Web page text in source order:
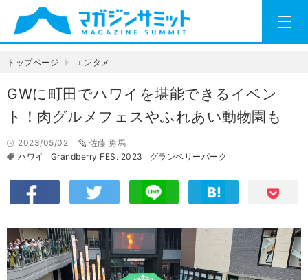
トップページ エンタメ
GWに町田でハワイを堪能できるイベン
ト！肉グルメフェスやふれあい動物園も
2023/05/02
佐藤 勇馬
ハワイ
Grandberry FES. 2023 グランベリーパーク